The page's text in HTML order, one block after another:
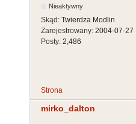
Nieaktywny
Skąd: Twierdza Modlin
Zarejestrowany: 2004-07-27
Posty: 2,486
Strona
mirko_dalton